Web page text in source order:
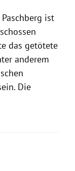
ist
das getötete
anderem
Die